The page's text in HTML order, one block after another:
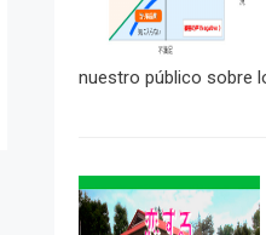
nuestro público sobre